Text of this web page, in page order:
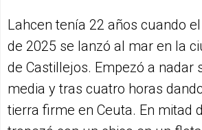
Lahcen tenía 22 años cuando
de 2025 se lanzó al mar en la
de Castillejos. Empezó a nadar
media y tras cuatro horas
tierra firme en Ceuta. En mitad